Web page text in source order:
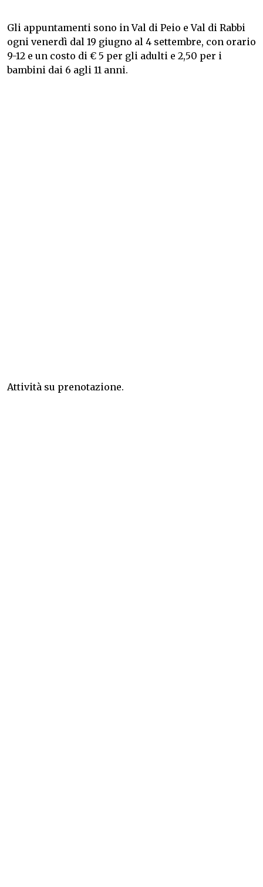
Gli appuntamenti sono in Val di Peio e Val di Rabbi
ogni venerdì dal 19 giugno al 4 settembre, con orario
9-12 e un costo di € 5 per gli adulti e 2,50 per i
bambini dai 6 agli 11 anni.
Attività su prenotazione.